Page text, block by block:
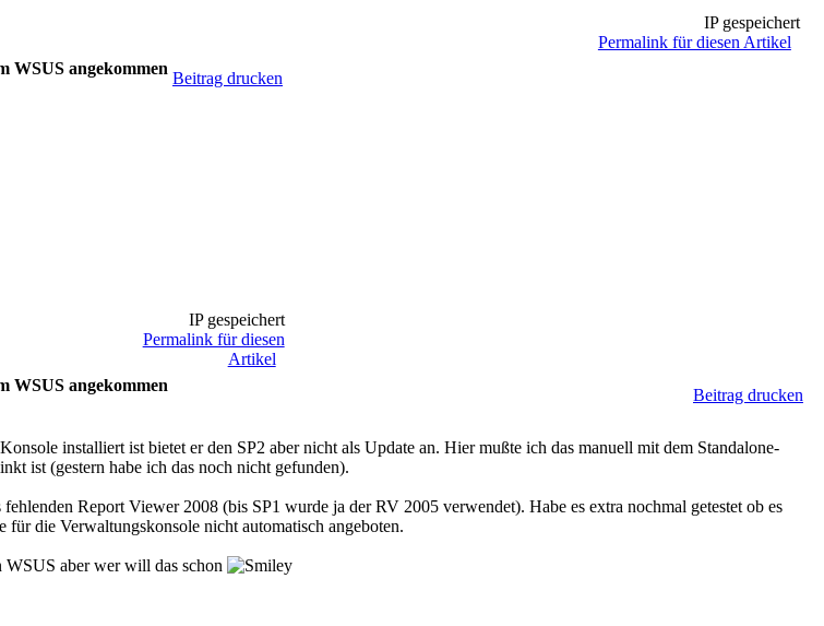
IP gespeichert
Permalink für diesen Artikel
WSUS angekommen
Beitrag drucken
IP gespeichert
Permalink für diesen
Artikel
WSUS angekommen
Beitrag drucken
installiert ist bietet er den SP2 aber nicht als Update an. Hier mußte ich das manuell mit dem Standalone-
ist (gestern habe ich das noch nicht gefunden).
Report Viewer 2008 (bis SP1 wurde ja der RV 2005 verwendet). Habe es extra nochmal getestet ob es
die Verwaltungskonsole nicht automatisch angeboten.
aber wer will das schon